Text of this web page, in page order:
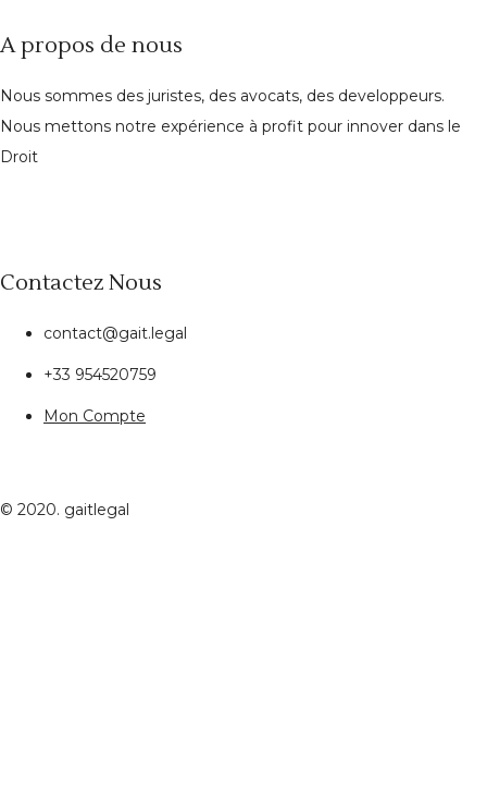
A propos de nous
Nous sommes des juristes, des avocats, des developpeurs.
Nous mettons notre expérience à profit pour innover dans le
Droit
Contactez Nous
contact@gait.legal
+33 954520759
Mon Compte
© 2020. gaitlegal